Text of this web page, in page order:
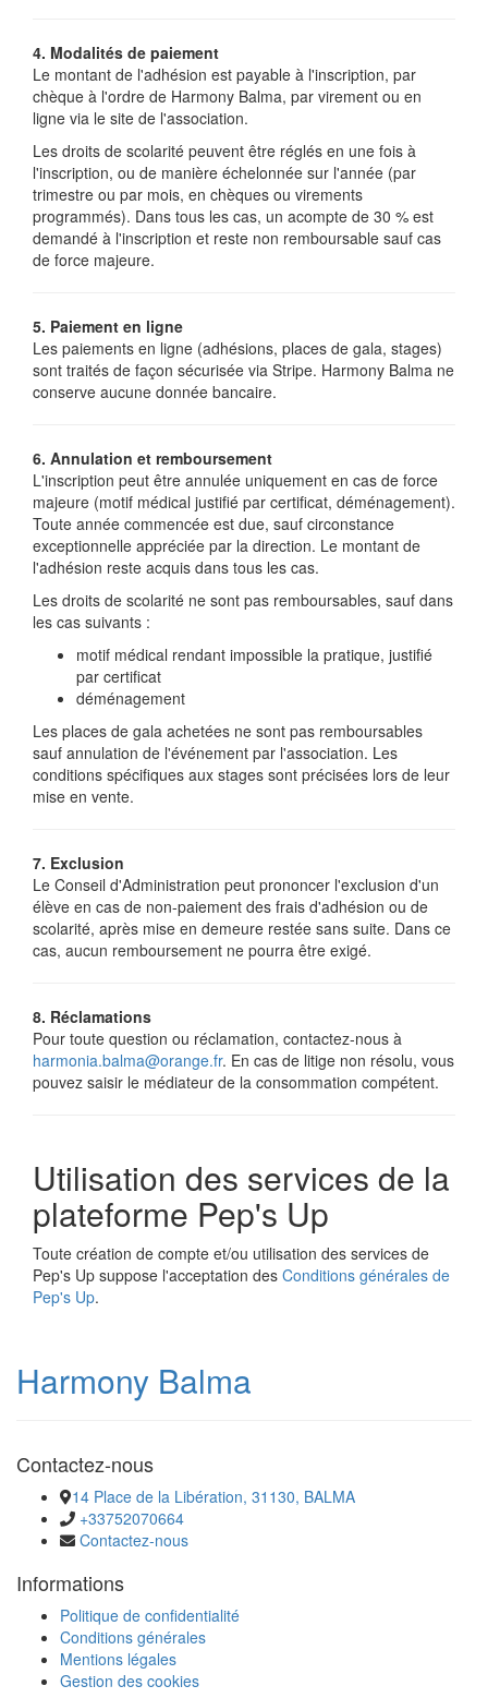
4. Modalités de paiement
Le montant de l'adhésion est payable à l'inscription, par
chèque à l'ordre de Harmony Balma, par virement ou en
ligne via le site de l'association.
Les droits de scolarité peuvent être réglés en une fois à
l'inscription, ou de manière échelonnée sur l'année (par
trimestre ou par mois, en chèques ou virements
programmés). Dans tous les cas, un acompte de 30 % est
demandé à l'inscription et reste non remboursable sauf cas
de force majeure.
5. Paiement en ligne
Les paiements en ligne (adhésions, places de gala, stages)
sont traités de façon sécurisée via Stripe. Harmony Balma ne
conserve aucune donnée bancaire.
6. Annulation et remboursement
L'inscription peut être annulée uniquement en cas de force
majeure (motif médical justifié par certificat, déménagement).
Toute année commencée est due, sauf circonstance
exceptionnelle appréciée par la direction. Le montant de
l'adhésion reste acquis dans tous les cas.
Les droits de scolarité ne sont pas remboursables, sauf dans
les cas suivants :
motif médical rendant impossible la pratique, justifié
par certificat
déménagement
Les places de gala achetées ne sont pas remboursables
sauf annulation de l'événement par l'association. Les
conditions spécifiques aux stages sont précisées lors de leur
mise en vente.
7. Exclusion
Le Conseil d'Administration peut prononcer l'exclusion d'un
élève en cas de non-paiement des frais d'adhésion ou de
scolarité, après mise en demeure restée sans suite. Dans ce
cas, aucun remboursement ne pourra être exigé.
8. Réclamations
Pour toute question ou réclamation, contactez-nous à
harmonia.balma@orange.fr. En cas de litige non résolu, vous
pouvez saisir le médiateur de la consommation compétent.
Utilisation des services de la
plateforme Pep's Up
Toute création de compte et/ou utilisation des services de
Pep's Up suppose l'acceptation des Conditions générales de
Pep's Up.
Harmony Balma
Contactez-nous
​​​​​​​14 Place de la Libération, 31130, BALMA
+33752070664
Contactez-nous
Informations
Politique de confidentialité
Conditions générales
Mentions légales
Gestion des cookies